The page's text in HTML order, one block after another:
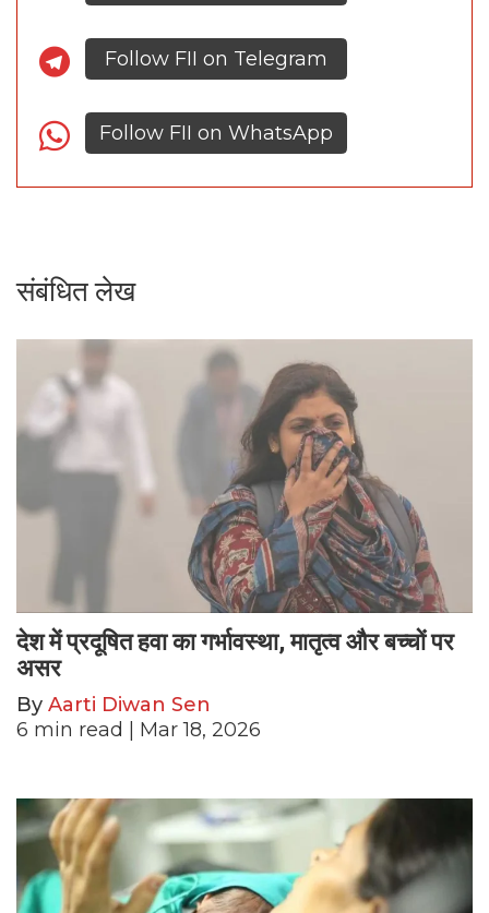
Follow FII on Telegram
Follow FII on WhatsApp
संबंधित लेख
देश में प्रदूषित हवा का गर्भावस्था, मातृत्व और बच्चों पर
असर
By Aarti Diwan Sen
6 min read | Mar 18, 2026